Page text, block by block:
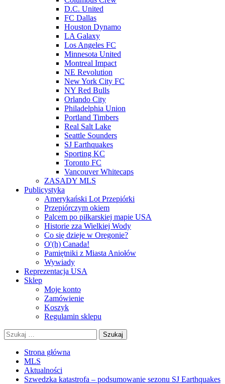
D.C. United
FC Dallas
Houston Dynamo
LA Galaxy
Los Angeles FC
Minnesota United
Montreal Impact
NE Revolution
New York City FC
NY Red Bulls
Orlando City
Philadelphia Union
Portland Timbers
Real Salt Lake
Seattle Sounders
SJ Earthquakes
Sporting KC
Toronto FC
Vancouver Whitecaps
ZASADY MLS
Publicystyka
Amerykański Lot Przepiórki
Przepiórczym okiem
Palcem po piłkarskiej mapie USA
Historie zza Wielkiej Wody
Co się dzieje w Oregonie?
O'(h) Canada!
Pamiętniki z Miasta Aniołów
Wywiady
Reprezentacja USA
Sklep
Moje konto
Zamówienie
Koszyk
Regulamin sklepu
Szukaj:
Strona główna
MLS
Aktualności
Szwedzka katastrofa – podsumowanie sezonu SJ Earthquakes